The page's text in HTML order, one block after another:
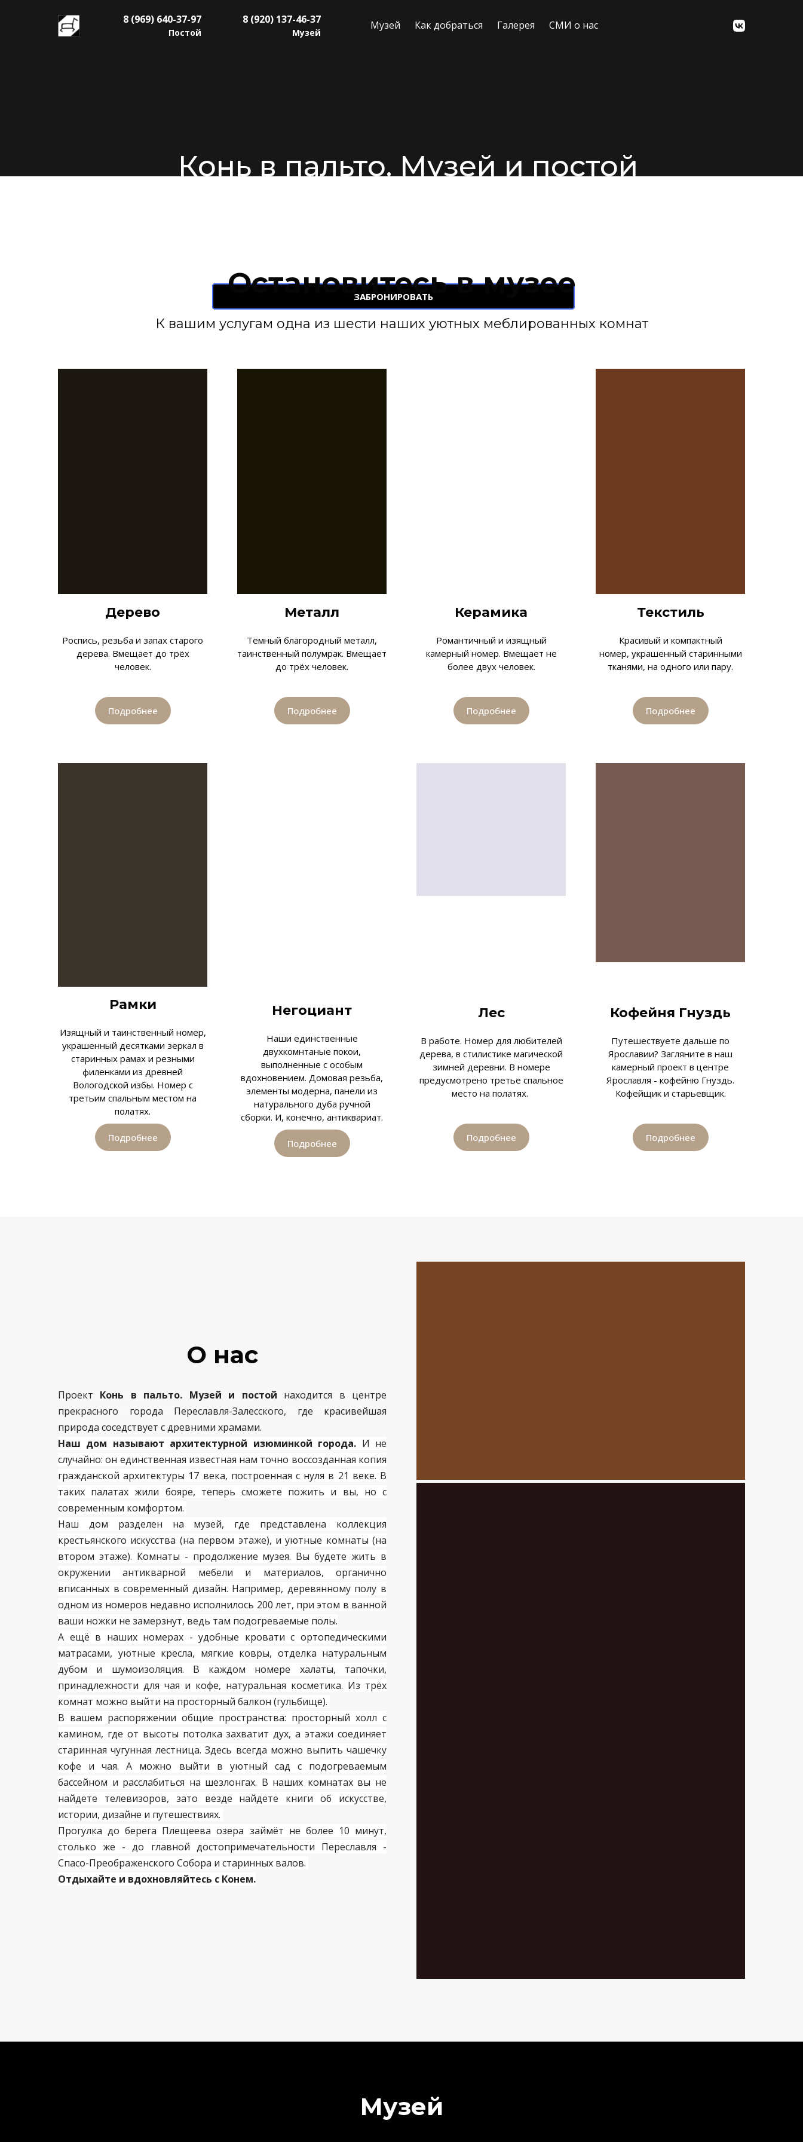
8 (969) 640-37-97
Постой
8 (920) 137-46-37
Музей
Музей Как добраться Галерея СМИ о нас
Конь в пальто. Музей и постой
ЗАБРОНИРОВАТЬ
Остановитесь в музее
К вашим услугам одна из шести наших уютных меблированных комнат
Дерево
Роспись, резьба и запах старого
дерева. Вмещает до трёх
человек.
Подробнее
Металл
Тёмный благородный металл,
таинственный полумрак. Вмещает
до трёх человек.
Подробнее
Керамика
Романтичный и изящный
камерный номер. Вмещает не
более двух человек.
Подробнее
Текстиль
Красивый и компактный
номер, украшенный старинными
тканями, на одного или пару.
Подробнее
Рамки
Изящный и таинственный номер,
украшенный десятками зеркал в
старинных рамах и резными
филенками из древней
Вологодской избы. Номер с
третьим спальным местом на
полатях.
Подробнее
Негоциант
Наши единственные
двухкомнтаные покои,
выполненные с особым
вдохновением. Домовая резьба,
элементы модерна, панели из
натурального дуба ручной
сборки. И, конечно, антиквариат.
Подробнее
Лес
В работе. Номер для любителей
дерева, в стилистике магической
зимней деревни. В номере
предусмотрено третье спальное
место на полатях.
Подробнее
Кофейня Гнуздь
Путешествуете дальше по
Ярославии? Загляните в наш
камерный проект в центре
Ярославля - кофейню Гнуздь.
Кофейщик и старьевщик.
Подробнее
О нас
Проект Конь в пальто. Музей и постой находится в центре
прекрасного города Переславля-Залесского, где красивейшая
природа соседствует с древними храмами.
Наш дом называют архитектурной изюминкой города. И не
случайно: он единственная известная нам точно воссозданная копия
гражданской архитектуры 17 века, построенная с нуля в 21 веке. В
таких палатах жили бояре, теперь сможете пожить и вы, но с
современным комфортом.
Наш дом разделен на музей, где представлена коллекция
крестьянского искусства (на первом этаже), и уютные комнаты (на
втором этаже). Комнаты - продолжение музея. Вы будете жить в
окружении антикварной мебели и материалов, органично
вписанных в современный дизайн. Например, деревянному полу в
одном из номеров недавно исполнилось 200 лет, при этом в ванной
ваши ножки не замерзнут, ведь там подогреваемые полы.
А ещё в наших номерах - удобные кровати с ортопедическими
матрасами, уютные кресла, мягкие ковры, отделка натуральным
дубом и шумоизоляция. В каждом номере халаты, тапочки,
принадлежности для чая и кофе, натуральная косметика. Из трёх
комнат можно выйти на просторный балкон (гульбище).
В вашем распоряжении общие пространства: просторный холл с
камином, где от высоты потолка захватит дух, а этажи соединяет
старинная чугунная лестница. Здесь всегда можно выпить чашечку
кофе и чая. А можно выйти в уютный сад с подогреваемым
бассейном и расслабиться на шезлонгах. В наших комнатах вы не
найдете телевизоров, зато везде найдете книги об искусстве,
истории, дизайне и путешествиях.
Прогулка до берега Плещеева озера займёт не более 10 минут,
столько же - до главной достопримечательности Переславля -
Спасо-Преображенского Собора и старинных валов.
Отдыхайте и вдохновляйтесь с Конем.
Музей